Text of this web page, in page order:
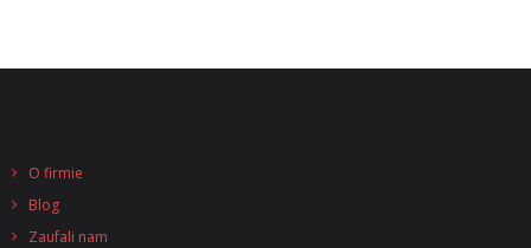
- Podstawki, podkładki
O firmie
Blog
Zaufali nam